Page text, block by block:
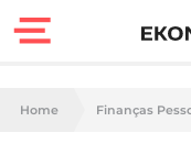
Finanças
Home Finanças